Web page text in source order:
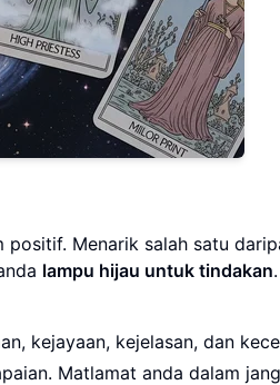
positif. Menarik salah satu
lampu hijau untuk tindakan
kejayaan, kejelasan, dan
Matlamat anda dalam